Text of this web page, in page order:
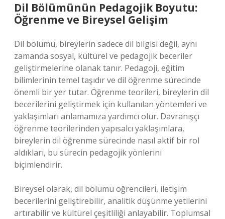
Dil Bölümünün Pedagojik Boyutu:
Öğrenme ve Bireysel Gelişim
Dil bölümü, bireylerin sadece dil bilgisi değil, aynı
zamanda sosyal, kültürel ve pedagojik beceriler
geliştirmelerine olanak tanır. Pedagoji, eğitim
bilimlerinin temel taşıdır ve dil öğrenme sürecinde
önemli bir yer tutar. Öğrenme teorileri, bireylerin dil
becerilerini geliştirmek için kullanılan yöntemleri ve
yaklaşımları anlamamıza yardımcı olur. Davranışçı
öğrenme teorilerinden yapısalcı yaklaşımlara,
bireylerin dil öğrenme sürecinde nasıl aktif bir rol
aldıkları, bu sürecin pedagojik yönlerini
biçimlendirir.
Bireysel olarak, dil bölümü öğrencileri, iletişim
becerilerini geliştirebilir, analitik düşünme yetilerini
artırabilir ve kültürel çeşitliliği anlayabilir. Toplumsal